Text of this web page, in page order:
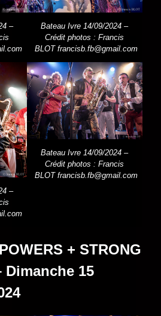
–
Bateau Ivre 14/09/2024 –
Crédit photos : Francis
BLOT francisb.fb@gmail.com
–
Bateau Ivre 14/09/2024 –
Crédit photos : Francis
BLOT francisb.fb@gmail.com
+ STRONG
Dimanche 15